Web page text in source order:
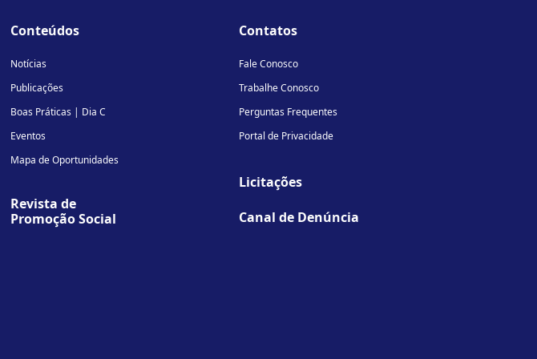
Conteúdos
Notícias
Publicações
Boas Práticas | Dia C
Eventos
Mapa de Oportunidades
Revista de
Promoção Social
Contatos
Fale Conosco
Trabalhe Conosco
Perguntas Frequentes
Portal de Privacidade
Licitações
Canal de Denúncia